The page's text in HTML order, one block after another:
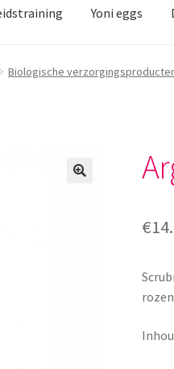
Yoni eggs
Biologische
€